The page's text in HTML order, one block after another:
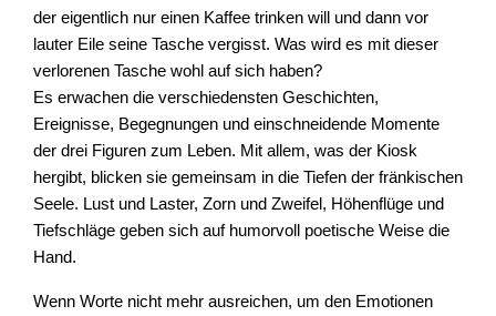
der eigentlich nur einen Kaffee trinken will und dann vor
lauter Eile seine Tasche vergisst. Was wird es mit dieser
verlorenen Tasche wohl auf sich haben?
Es erwachen die verschiedensten Geschichten,
Ereignisse, Begegnungen und einschneidende Momente
der drei Figuren zum Leben. Mit allem, was der Kiosk
hergibt, blicken sie gemeinsam in die Tiefen der fränkischen
Seele. Lust und Laster, Zorn und Zweifel, Höhenflüge und
Tiefschläge geben sich auf humorvoll poetische Weise die
Hand.
Wenn Worte nicht mehr ausreichen, um den Emotionen